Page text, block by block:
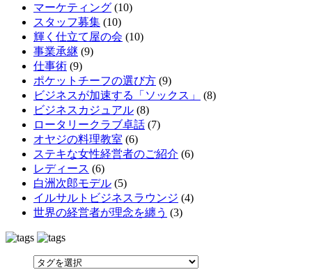
マーケティング (10)
スタッフ募集 (10)
輝く仕立て屋の会 (10)
事業承継 (9)
仕事術 (9)
ポケットチーフの選び方 (9)
ビジネスが加速する「ソックス」
(8)
ビジネスカジュアル (8)
ロータリークラブ卓話 (7)
オヤジの料理教室 (6)
ステキな女性経営者のご紹介 (6)
レディース (6)
白洲次郎モデル (5)
イルサルトビジネスラウンジ (4)
世界の経営者が理念を纏う (3)